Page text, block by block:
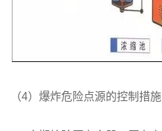
（4）爆炸危险点源的控制措施